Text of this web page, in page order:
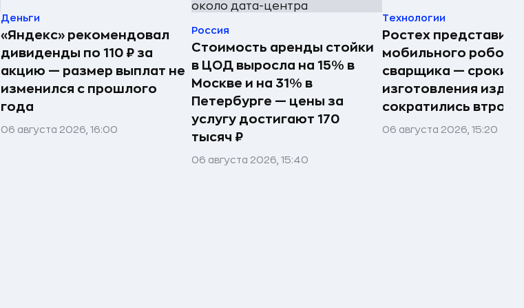
Деньги
«Яндекс» рекомендовал
дивиденды по 110 ₽ за
акцию — размер выплат не
изменился с прошлого
года
06 августа 2026, 16:00
Россия
Стоимость аренды стойки
в ЦОД выросла на 15% в
Москве и на 31% в
Петербурге — цены за
услугу достигают 170
тысяч ₽
06 августа 2026, 15:40
Технологии
Ростех представил
мобильного
сварщика — сроки
изготовления
сократились втрое
06 августа 2026, 15:20